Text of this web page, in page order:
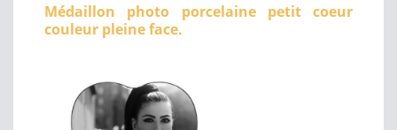
Médaillon photo porcelaine petit coeur
couleur pleine face.